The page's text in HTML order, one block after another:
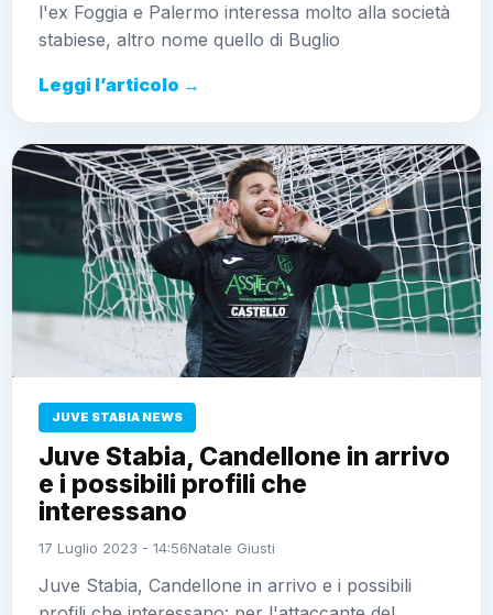
l'ex Foggia e Palermo interessa molto alla società
stabiese, altro nome quello di Buglio
Leggi l’articolo →
JUVE STABIA NEWS
Juve Stabia, Candellone in arrivo
e i possibili profili che
interessano
17 Luglio 2023 - 14:56Natale Giusti
Juve Stabia, Candellone in arrivo e i possibili